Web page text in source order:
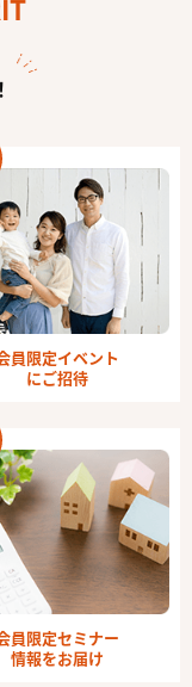
員限定イベント
にご招待
員限定セミナー
情報をお届け